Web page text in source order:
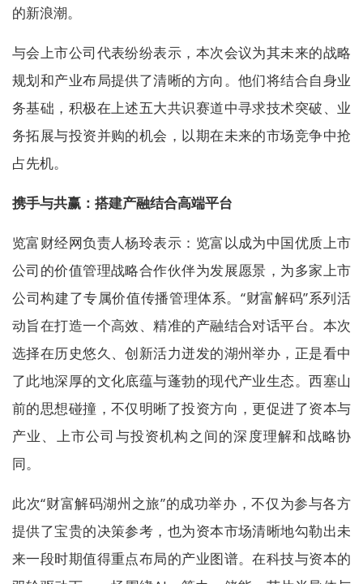
的新浪潮。
与会上市公司代表纷纷表示，本次会议为其未来的战略
规划和产业布局提供了清晰的方向。他们将结合自身业
务基础，积极在上述五大共识赛道中寻求技术突破、业
务拓展与投资并购的机会，以期在未来的市场竞争中抢
占先机。
携手与共赢：搭建产融结合高端平台
览富财经网负责人杨玲表示：览富以成为中国优质上市
公司的价值管理战略合作伙伴为发展愿景，为多家上市
公司构建了专属价值传播管理体系。“财富解码”系列活
动旨在打造一个高效、精准的产融结合对话平台。本次
选择在历史悠久、创新活力迸发的湖州举办，正是看中
了此地深厚的文化底蕴与蓬勃的现代产业生态。西塞山
前的思想碰撞，不仅明晰了投资方向，更促进了资本与
产业、上市公司与投资机构之间的深度理解和战略协
同。
此次“财富解码湖州之旅”的成功举办，不仅为参与各方
提供了宝贵的决策参考，也为资本市场清晰地勾勒出未
来一段时期值得重点布局的产业图谱。在科技与资本的